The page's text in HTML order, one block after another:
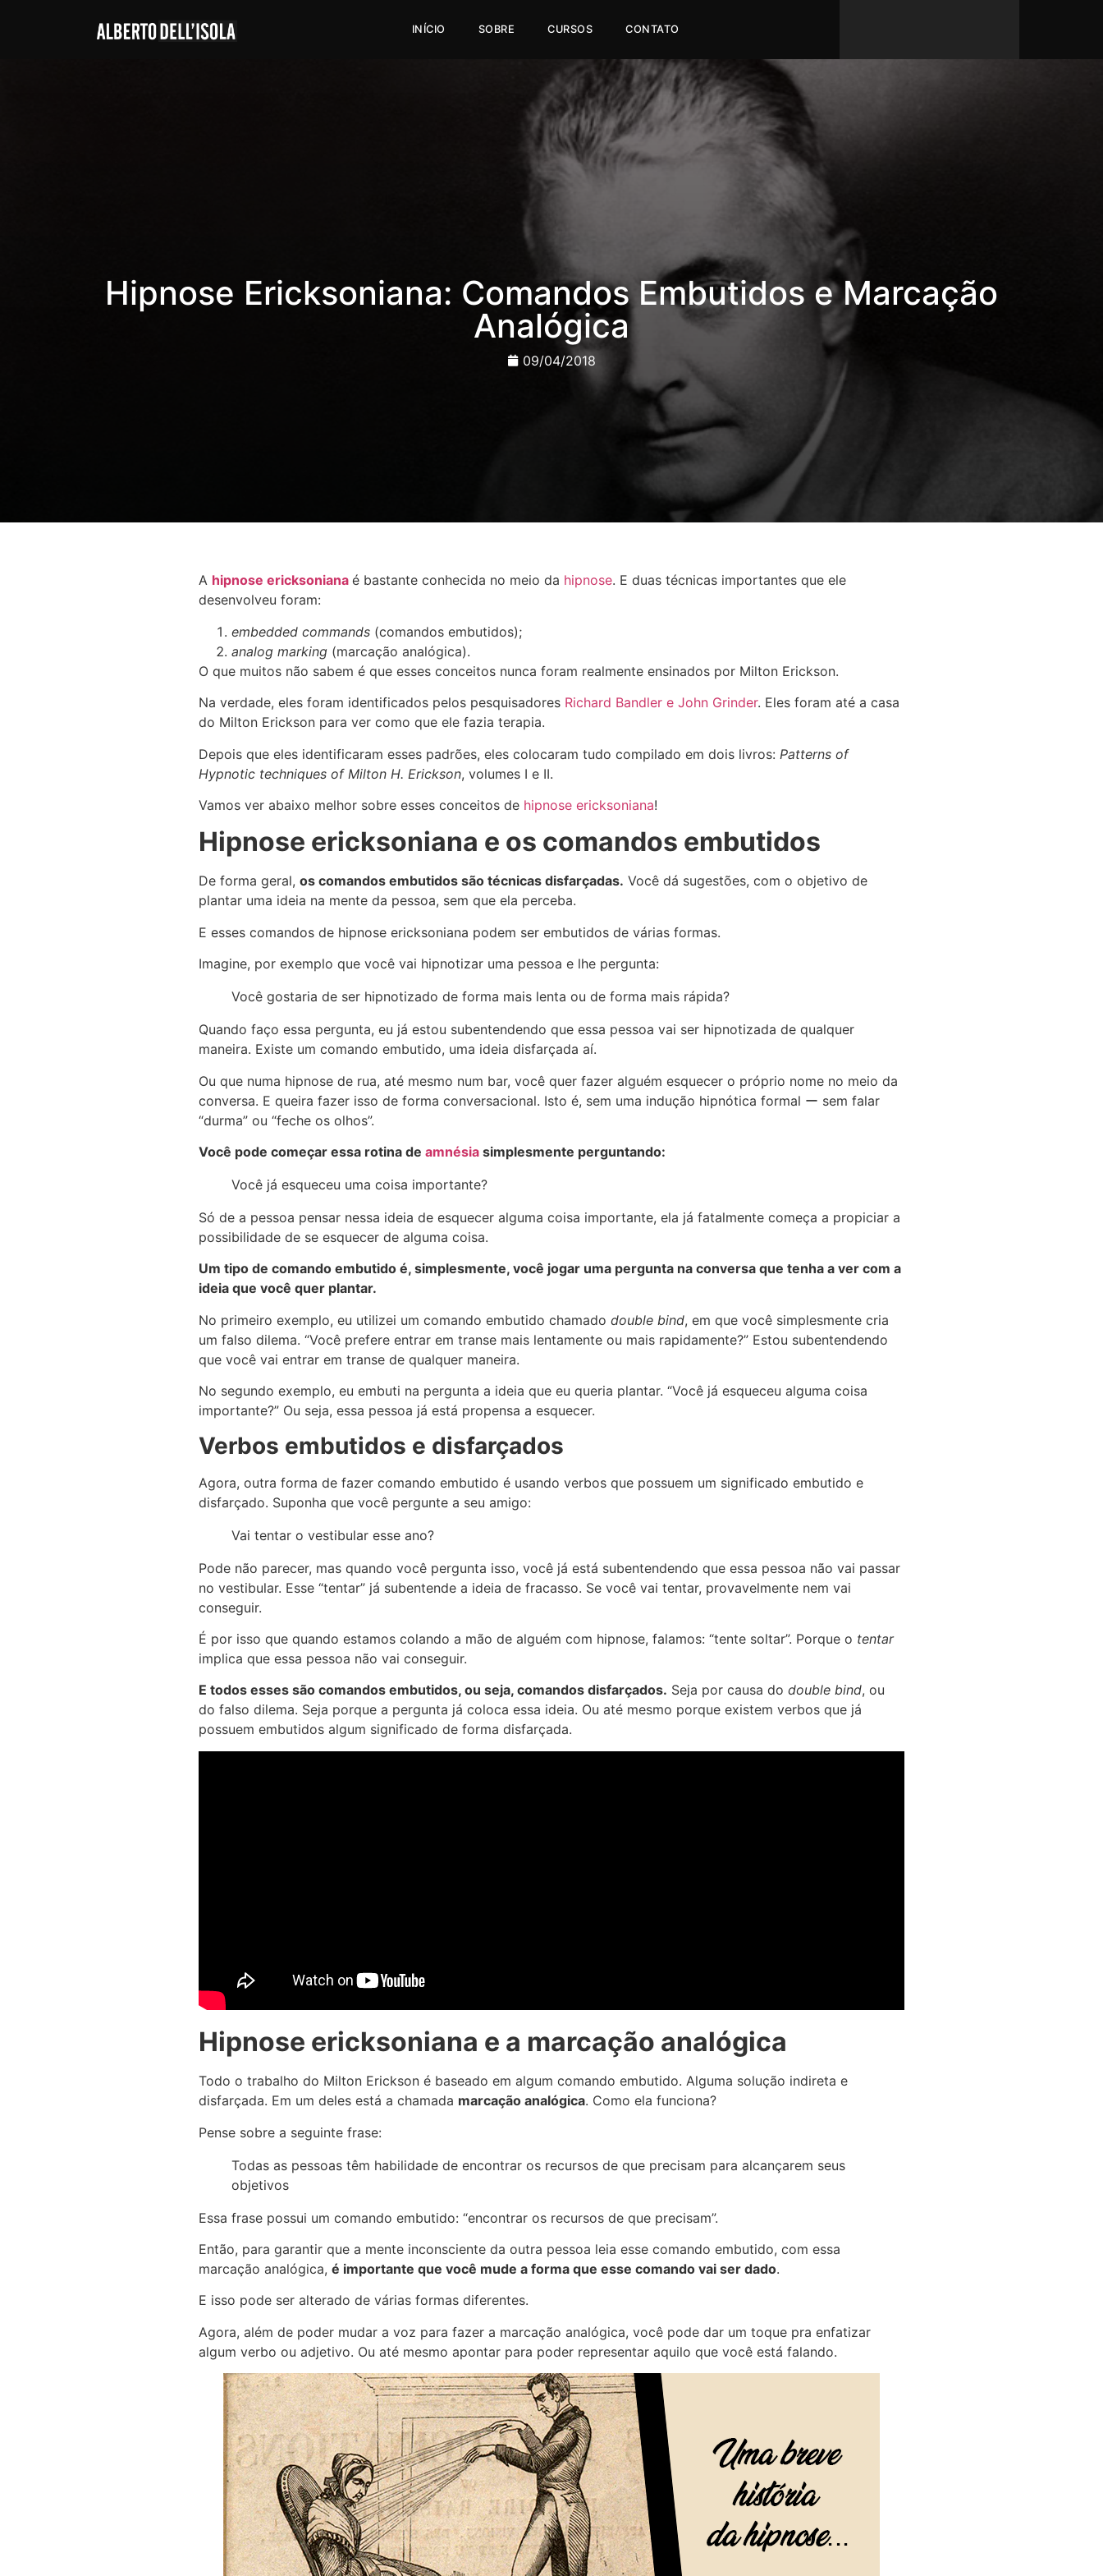
INÍCIO SOBRE CURSOS CONTATO
Hipnose Ericksoniana: Comandos Embutidos e Marcação
Analógica
09/04/2018
A hipnose ericksoniana é bastante conhecida no meio da hipnose. E duas técnicas importantes que ele
desenvolveu foram:
embedded commands (comandos embutidos);
analog marking (marcação analógica).
O que muitos não sabem é que esses conceitos nunca foram realmente ensinados por Milton Erickson.
Na verdade, eles foram identificados pelos pesquisadores Richard Bandler e John Grinder. Eles foram até a casa
do Milton Erickson para ver como que ele fazia terapia.
Depois que eles identificaram esses padrões, eles colocaram tudo compilado em dois livros: Patterns of
Hypnotic techniques of Milton H. Erickson, volumes I e II.
Vamos ver abaixo melhor sobre esses conceitos de hipnose ericksoniana!
Hipnose ericksoniana e os comandos embutidos
De forma geral, os comandos embutidos são técnicas disfarçadas. Você dá sugestões, com o objetivo de
plantar uma ideia na mente da pessoa, sem que ela perceba.
E esses comandos de hipnose ericksoniana podem ser embutidos de várias formas.
Imagine, por exemplo que você vai hipnotizar uma pessoa e lhe pergunta:
Você gostaria de ser hipnotizado de forma mais lenta ou de forma mais rápida?
Quando faço essa pergunta, eu já estou subentendendo que essa pessoa vai ser hipnotizada de qualquer
maneira. Existe um comando embutido, uma ideia disfarçada aí.
Ou que numa hipnose de rua, até mesmo num bar, você quer fazer alguém esquecer o próprio nome no meio da
conversa. E queira fazer isso de forma conversacional. Isto é, sem uma indução hipnótica formal ー sem falar
“durma” ou “feche os olhos”.
Você pode começar essa rotina de amnésia simplesmente perguntando:
Você já esqueceu uma coisa importante?
Só de a pessoa pensar nessa ideia de esquecer alguma coisa importante, ela já fatalmente começa a propiciar a
possibilidade de se esquecer de alguma coisa.
Um tipo de comando embutido é, simplesmente, você jogar uma pergunta na conversa que tenha a ver com a
ideia que você quer plantar.
No primeiro exemplo, eu utilizei um comando embutido chamado double bind, em que você simplesmente cria
um falso dilema. “Você prefere entrar em transe mais lentamente ou mais rapidamente?” Estou subentendendo
que você vai entrar em transe de qualquer maneira.
No segundo exemplo, eu embuti na pergunta a ideia que eu queria plantar. “Você já esqueceu alguma coisa
importante?” Ou seja, essa pessoa já está propensa a esquecer.
Verbos embutidos e disfarçados
Agora, outra forma de fazer comando embutido é usando verbos que possuem um significado embutido e
disfarçado. Suponha que você pergunte a seu amigo:
Vai tentar o vestibular esse ano?
Pode não parecer, mas quando você pergunta isso, você já está subentendendo que essa pessoa não vai passar
no vestibular. Esse “tentar” já subentende a ideia de fracasso. Se você vai tentar, provavelmente nem vai
conseguir.
É por isso que quando estamos colando a mão de alguém com hipnose, falamos: “tente soltar”. Porque o tentar
implica que essa pessoa não vai conseguir.
E todos esses são comandos embutidos, ou seja, comandos disfarçados. Seja por causa do double bind, ou
do falso dilema. Seja porque a pergunta já coloca essa ideia. Ou até mesmo porque existem verbos que já
possuem embutidos algum significado de forma disfarçada.
Hipnose ericksoniana e a marcação analógica
Todo o trabalho do Milton Erickson é baseado em algum comando embutido. Alguma solução indireta e
disfarçada. Em um deles está a chamada marcação analógica. Como ela funciona?
Pense sobre a seguinte frase:
Todas as pessoas têm habilidade de encontrar os recursos de que precisam para alcançarem seus
objetivos
Essa frase possui um comando embutido: “encontrar os recursos de que precisam”.
Então, para garantir que a mente inconsciente da outra pessoa leia esse comando embutido, com essa
marcação analógica, é importante que você mude a forma que esse comando vai ser dado.
E isso pode ser alterado de várias formas diferentes.
Agora, além de poder mudar a voz para fazer a marcação analógica, você pode dar um toque pra enfatizar
algum verbo ou adjetivo. Ou até mesmo apontar para poder representar aquilo que você está falando.